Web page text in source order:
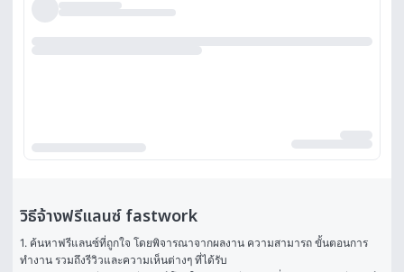
วิธีจ้างฟรีแลนซ์ fastwork
1. ค้นหาฟรีแลนซ์ที่ถูกใจ โดยพิจารณาจากผลงาน ความสามารถ ขั้นตอนการ
ทำงาน รวมถึงรีวิวและความเห็นต่างๆ ที่ได้รับ